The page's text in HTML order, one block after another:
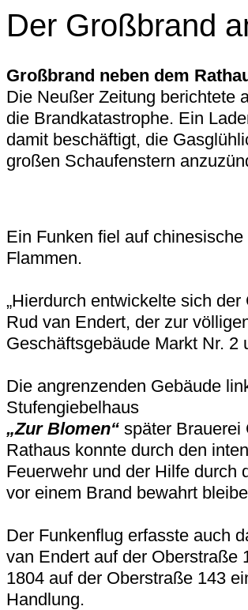
Der Großbrand
Großbrand neben dem
Die Neußer Zeitung berichtete
die Brandkatastrophe. Ein
damit beschäftigt, die
großen Schaufenstern
Ein Funken fiel auf
Flammen.
„Hierdurch entwickelte sich
Rud van Endert, der zur
Geschäftsgebäude Markt Nr. 2
Die angrenzenden Gebäude
Stufengiebelhaus
„Zur Blomen“ später Brauerei
Rathaus konnte durch den
Feuerwehr und der Hilfe durch
vor einem Brand bewahrt
Der Funkenflug erfasste auch
van Endert auf der Oberstraße
1804 auf der Oberstraße 143
Handlung.